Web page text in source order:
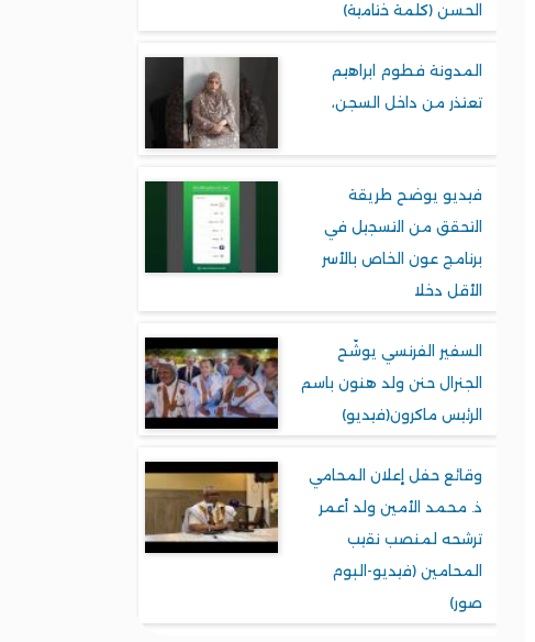
الحسن (كلمة ختامية)
المدونة فطوم ابراهيم
تعتذر من داخل السجن،
فيديو يوضح طريقة
التحقق من التسجيل في
برنامج عون الخاص بالأسر
الأقل دخلا
السفير الفرنسي يوشّح
الجنرال حنن ولد هنون باسم
الرئيس ماكرون(فيديو)
وقائع حفل إعلان المحامي
ذ. محمد الأمين ولد أعمر
ترشحه لمنصب نقيب
المحامين (فيديو-البوم
صور)